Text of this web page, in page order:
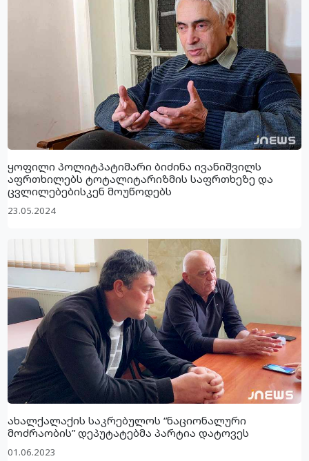
ყოფილი პოლიტპატიმარი ბიძინა ივანიშვილს
აფრთხილებს ტოტალიტარიზმის საფრთხეზე და
ცვლილებებისკენ მოუწოდებს
23.05.2024
ახალქალაქის საკრებულოს “ნაციონალური
მოძრაობის” დეპუტატებმა პარტია დატოვეს
01.06.2023